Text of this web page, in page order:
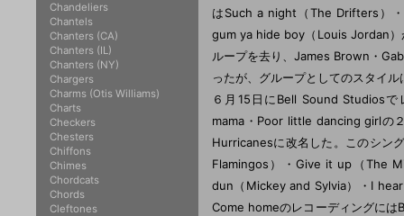
はSuch a night（The Drifters）
gum ya hide boy（Louis Jordan）
ループを去り、James Brown・
ったが、グループとしてのスタイ
６月15日にBell Sound Studios
mama・Poor little dancing girlの
Hurricanesに改名した。このシン
Flamingos）・Give it up（The
dun（Mickey and Sylvia）・I
Come homeのレコーディングに
Chandeliers
Chantels
Chanters (CA)
Chanters (IL)
Chanters (NY)
Chargers
Charms (Otis Williams)
Charts
Checkers
Chesters
Chiffons
Chimes
Chordcats
Chords
Cleftones